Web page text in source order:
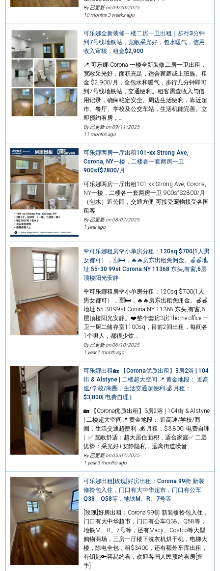
By 已更新 on09/20/2025
10 months 3 weeks ago
可乐娜全新装修一楼二房一卫出租｜步行3分钟
到7号线地铁站，宽敞采光好，包水暖气，信用
收入审核，租金$2,900
📍 可乐娜 Corona 一楼全新装修二房一卫出租，
宽敞采光好，面积充足，适合家庭或上班族。租
金 $2,900/月，全包水和暖气，步行几分钟即可
到7号线地铁站，交通便利。租客需查收入与信
用记录，确保稳定安全。周边生活便利，靠近超
市、餐厅、学校及公交车站，生活机能完善。立
即预约看房，…
By 已更新 on09/11/2025
11 months ago
可乐娜两房一厅出租101-xx Strong Ave,
Corona, NY一楼，二楼各一套两房一卫
900sf$2800/月
可乐娜两房一厅出租101-xx Strong Ave, Corona,
NY一楼，二楼各一套两房一卫 900sf$2800/月
（包水）近公园，交通方便 可接受宠物接受各国
租客
By 已更新 on08/07/2025
1 year ago
🌹可乐娜租房🌹小单房分租：120sq $700(1人男
女都可），🈶️🛏️，🔥🔥房东出租免佣金。🍎🍎地
址:55-30 99st Corona NY 11368 东头,有窗,6层
顶楼阳光安静
🌹可乐娜租房🌹小单房分租：120sq $700(1人
男女都可），🈶️🛏️，🔥🔥房东出租免佣金。🍎🍎
地址:55-30 99st Corona NY 11368 东头,有窗,6
层顶楼阳光安静。❤️整个套房3房1home office 一
卫一厨二储存室1100sq，目前2间出租，每间各
1个男人，都很少炊…
By 已更新 on06/10/2025
1 year 1 month ago
可乐娜出租🏡 【Corona优质出租】3房2浴 | 104
街 & Alstyne | 二楼超大空间 📍 黄金地段： 近高
速/学校/商圈，生活交通超便利 💰 月租：
$3,800| 电费自理 |
🏡 【Corona优质出租】3房2浴 | 104街 & Alstyne
| 二楼超大空间📍 黄金地段： 近高速/学校/商
圈，生活交通超便利 💰 月租：$3,800| 电费自理
| ✅ 宽敞舒适：超大居住面积，适合家庭✅ 二层
优势：采光好+安静隐私，远离街道噪音…
By 已更新 on05/07/2025
1 year 3 months ago
可乐娜出租[玫瑰]好房出租：Corona 99街 新装
修拎包入住，门口有大中华超市，门口有公车
Q38、Q58等，地铁M、R、7号等
[玫瑰]好房出租：Corona 99街 新装修拎包入住，
门口有大中华超市，门口有公车Q38、Q58等，
地铁M、R、7号等，还有Macy、Costco等大型
购物商场，三房一厅楼下洗衣机烘干机，电梯大
楼，除电全包，租$3400，还有额外车库出租，
有钥匙🔑容易约看，欢迎各国人民预约看房[握
手]